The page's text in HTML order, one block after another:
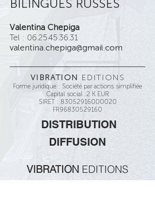
BILINGUES RUSSES
Valentina Chepiga
Tel : 06.25.45.36.31
valentina.chepiga@gmail.com
VIBRATION EDITIONS
Forme juridique : Société par actions simplifiée
Capital social :2 K EUR
SIRET : 83052916000020
FR96830529160
DISTRIBUTION
DIFFUSION
VIBRATION EDITIONS